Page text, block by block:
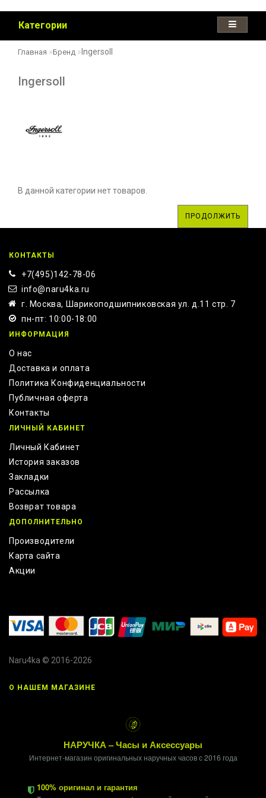
Категории
Главная Бренд Ingersoll
Ingersoll
В данной категории нет товаров.
ПРОДОЛЖИТЬ
КОНТАКТЫ
+7(495)142-78-06
info@naru4ka.ru
г. Москва, Шарикоподшипниковская ул. д.11 стр. 7
пн-пт: 10:00-18:00
ИНФОРМАЦИЯ
О нас
Доставка и оплата
Политика Конфиденциальности
Публичная оферта
Контакты
ЛИЧНЫЙ КАБИНЕТ
Личный Кабинет
История заказов
Закладки
Рассылка
Возврат товара
ДОПОЛНИТЕЛЬНО
Производители
Карта сайта
Акции
Naru4ka © 2016-2026
О НАШЕМ МАГАЗИНЕ
НАРУЧКА – Часы и Аксессуары
Интернет-магазин оригинальных наручных часов с 2016 года
100% оригинал и гарантия